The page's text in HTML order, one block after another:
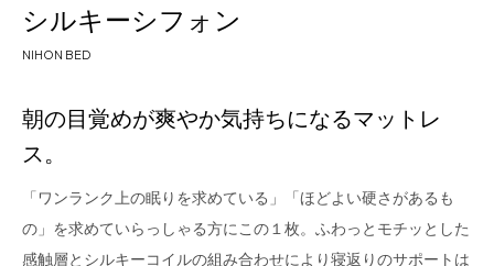
熊本店
096-274-8175
シルキーシフォン
NIHON BED
朝の目覚めが爽やか気持ちになるマットレ
ス。
「ワンランク上の眠りを求めている」「ほどよい硬さがあるも
の」を求めていらっしゃる方にこの１枚。ふわっとモチッとした
感触層とシルキーコイルの組み合わせにより寝返りのサポートは